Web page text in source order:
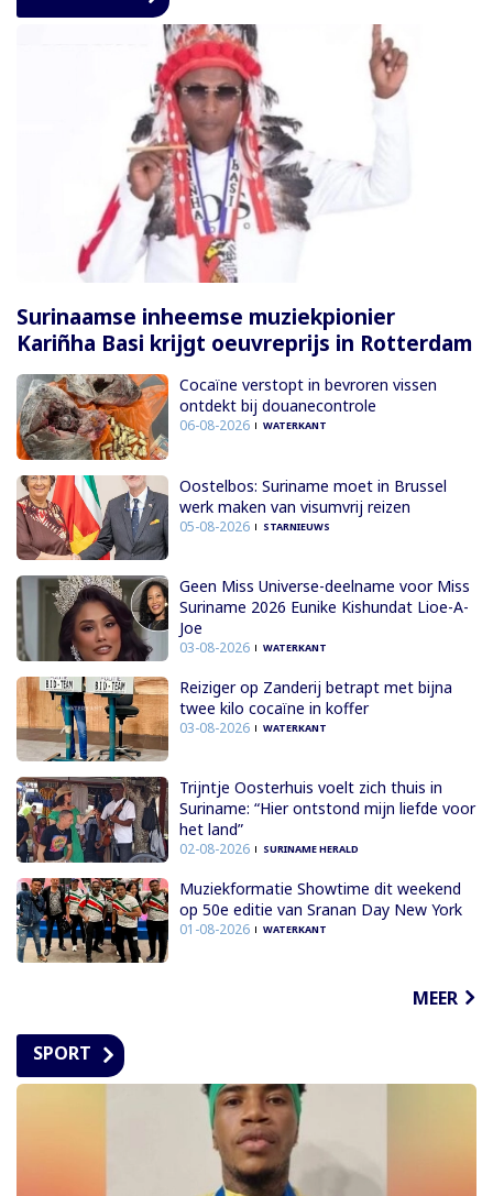
Surinaamse inheemse muziekpionier
Kariñha Basi krijgt oeuvreprijs in Rotterdam
Cocaïne verstopt in bevroren vissen
ontdekt bij douanecontrole
06-08-2026 WATERKANT
Oostelbos: Suriname moet in Brussel
werk maken van visumvrij reizen
05-08-2026 STARNIEUWS
Geen Miss Universe-deelname voor Miss
Suriname 2026 Eunike Kishundat Lioe-A-
Joe
03-08-2026 WATERKANT
Reiziger op Zanderij betrapt met bijna
twee kilo cocaïne in koffer
03-08-2026 WATERKANT
Trijntje Oosterhuis voelt zich thuis in
Suriname: “Hier ontstond mijn liefde voor
het land”
02-08-2026 SURINAME HERALD
Muziekformatie Showtime dit weekend
op 50e editie van Sranan Day New York
01-08-2026 WATERKANT
MEER
SPORT